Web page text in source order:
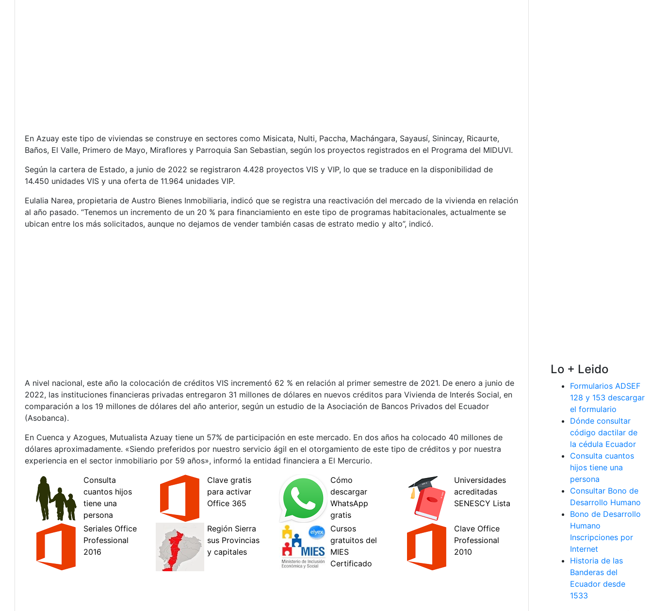
En Azuay este tipo de viviendas se construye en sectores como Misicata, Nulti, Paccha, Machángara, Sayausí, Sinincay, Ricaurte,
Baños, El Valle, Primero de Mayo, Miraflores y Parroquia San Sebastian, según los proyectos registrados en el Programa del MIDUVI.
Según la cartera de Estado, a junio de 2022 se registraron 4.428 proyectos VIS y VIP, lo que se traduce en la disponibilidad de
14.450 unidades VIS y una oferta de 11.964 unidades VIP.
Eulalia Narea, propietaria de Austro Bienes Inmobiliaria, indicó que se registra una reactivación del mercado de la vivienda en relación
al año pasado. “Tenemos un incremento de un 20 % para financiamiento en este tipo de programas habitacionales, actualmente se
ubican entre los más solicitados, aunque no dejamos de vender también casas de estrato medio y alto”, indicó.
A nivel nacional, este año la colocación de créditos VIS incrementó 62 % en relación al primer semestre de 2021. De enero a junio de
2022, las instituciones financieras privadas entregaron 31 millones de dólares en nuevos créditos para Vivienda de Interés Social, en
comparación a los 19 millones de dólares del año anterior, según un estudio de la Asociación de Bancos Privados del Ecuador
(Asobanca).
En Cuenca y Azogues, Mutualista Azuay tiene un 57% de participación en este mercado. En dos años ha colocado 40 millones de
dólares aproximadamente. «Siendo preferidos por nuestro servicio ágil en el otorgamiento de este tipo de créditos y por nuestra
experiencia en el sector inmobiliario por 59 años», informó la entidad financiera a El Mercurio.
Lo + Leido
Formularios ADSEF
128 y 153 descargar
el formulario
Dónde consultar
código dactilar de
la cédula Ecuador
Consulta cuantos
hijos tiene una
persona
Consultar Bono de
Desarrollo Humano
Bono de Desarrollo
Humano
Inscripciones por
Internet
Historia de las
Banderas del
Ecuador desde
1533